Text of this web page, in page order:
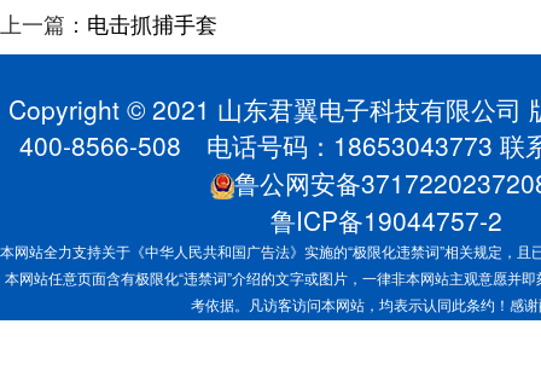
上一篇： 电击抓捕手套
Copyright © 2021 山东君翼电子科技有限公司
400-8566-508 电话号码：18653043773 联
鲁公网安备
鲁ICP备19044757-2
本网站全力支持关于《中华人民共和国广告法》实施的“极限化违禁词”相关规定，且
本网站任意页面含有极限化“违禁词”介绍的文字或图片，一律非本网站主观意愿并
考依据。凡访客访问本网站，均表示认同此条约！感